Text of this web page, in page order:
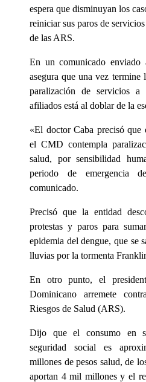
espera que disminuyan los
reiniciar sus paros de
de las ARS.
En un comunicado enviado
asegura que una vez termine
paralización de servicios
afiliados está al doblar de la
«El doctor Caba precisó que
el CMD contempla
salud, por sensibilidad
periodo de emergencia
comunicado.
Precisó que la entidad
protestas y paros para
epidemia del dengue, que se
lluvias por la tormenta
En otro punto, el
Dominicano arremete
Riesgos de Salud (ARS).
Dijo que el consumo en
seguridad social es
millones de pesos salud, de
aportan 4 mil millones y el